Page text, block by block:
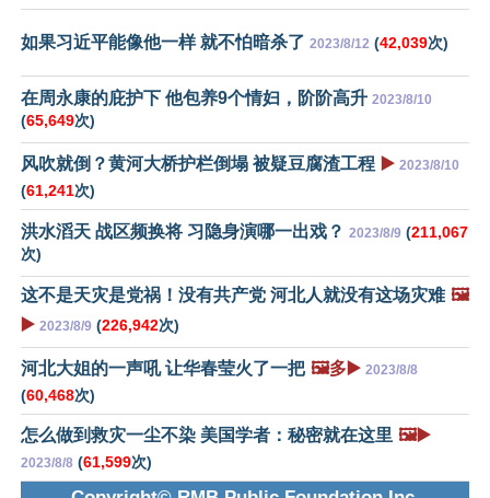
如果习近平能像他一样 就不怕暗杀了 2023/8/12 (42,039次)
在周永康的庇护下 他包养9个情妇，阶阶高升 2023/8/10
(65,649次)
风吹就倒？黄河大桥护栏倒塌 被疑豆腐渣工程 ▶️ 2023/8/10
(61,241次)
洪水滔天 战区频换将 习隐身演哪一出戏？ 2023/8/9 (211,067
次)
这不是天灾是党祸！没有共产党 河北人就没有这场灾难 🖼️
▶️ 2023/8/9 (226,942次)
河北大姐的一声吼 让华春莹火了一把 🖼️多▶️ 2023/8/8
(60,468次)
怎么做到救灾一尘不染 美国学者：秘密就在这里 🖼️▶️
2023/8/8 (61,599次)